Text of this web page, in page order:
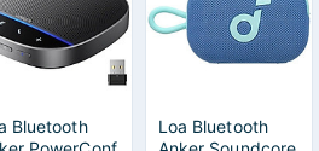
Bluetooth
Loa Bluetooth